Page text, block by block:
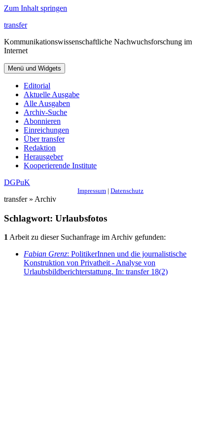
Zum Inhalt springen
transfer
Kommunikationswissenschaftliche Nachwuchsforschung im
Internet
Menü und Widgets
Editorial
Aktuelle Ausgabe
Alle Ausgaben
Archiv-Suche
Abonnieren
Einreichungen
Über transfer
Redaktion
Herausgeber
Kooperierende Institute
DGPuK
Impressum | Datenschutz
transfer » Archiv
Schlagwort: Urlaubsfotos
1Arbeit zu dieser Suchanfrage im Archiv gefunden:
Fabian Grenz: PolitikerInnen und die journalistische
Konstruktion von Privatheit - Analyse von
Urlaubsbildberichterstattung. In: transfer 18(2)